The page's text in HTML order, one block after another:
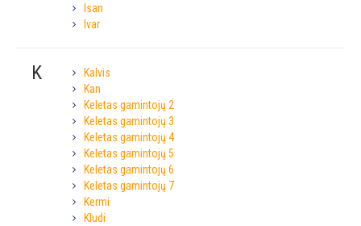
Isan
Ivar
K
Kalvis
Kan
Keletas gamintojų 2
Keletas gamintojų 3
Keletas gamintojų 4
Keletas gamintojų 5
Keletas gamintojų 6
Keletas gamintojų 7
Kermi
Kludi